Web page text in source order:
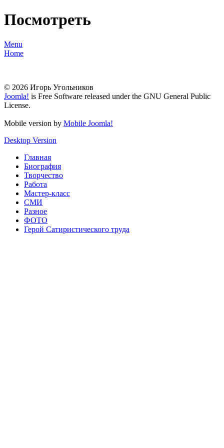
Посмотреть
Menu
Home
© 2026 Игорь Угольников
Joomla! is Free Software released under the GNU General Public
License.
Mobile version by Mobile Joomla!
Desktop Version
Главная
Биография
Творчество
Работа
Мастер-класс
СМИ
Разное
ФОТО
Герой Сатиристического труда